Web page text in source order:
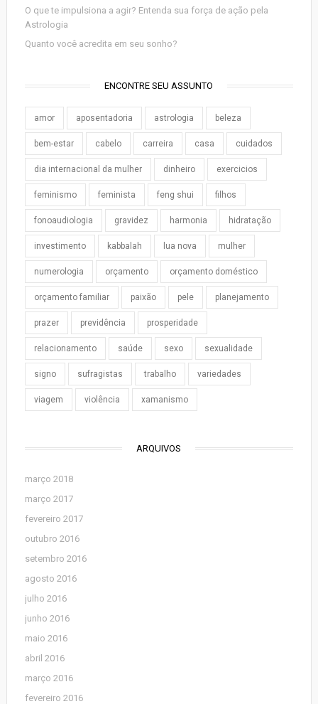
O que te impulsiona a agir? Entenda sua força de ação pela
Astrologia
Quanto você acredita em seu sonho?
ENCONTRE SEU ASSUNTO
amor aposentadoria astrologia beleza
bem-estar cabelo carreira casa cuidados
dia internacional da mulher dinheiro exercicios
feminismo feminista feng shui filhos
fonoaudiologia gravidez harmonia hidratação
investimento kabbalah lua nova mulher
numerologia orçamento orçamento doméstico
orçamento familiar paixão pele planejamento
prazer previdência prosperidade
relacionamento saúde sexo sexualidade
signo sufragistas trabalho variedades
viagem violência xamanismo
ARQUIVOS
março 2018
março 2017
fevereiro 2017
outubro 2016
setembro 2016
agosto 2016
julho 2016
junho 2016
maio 2016
abril 2016
março 2016
fevereiro 2016